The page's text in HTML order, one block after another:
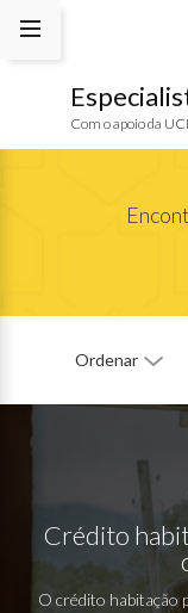
Com o apoio da
Ordenar
Crédito
O crédito habitação